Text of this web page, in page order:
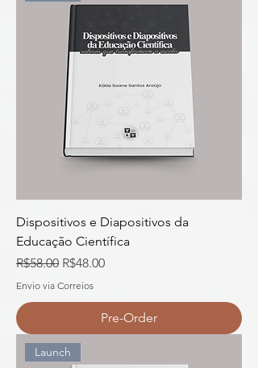
Dispositivos e Diapositivos da
Educação Científica
Regular Price
R$58.00 Sale Price
R$48.00
Envio via Correios
Pre-Order
Launch